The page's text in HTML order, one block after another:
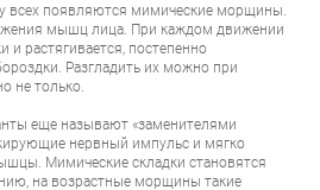
всех появляются мимические морщины.
мышц лица. При каждом движении
и растягивается, постепенно
Разгладить их можно при
не только.
еще называют «заменителями
нервный импульс и мягко
Мимические складки становятся
на возрастные морщины такие